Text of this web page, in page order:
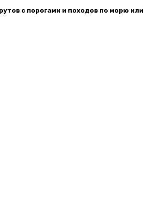
с порогами и походов по морю